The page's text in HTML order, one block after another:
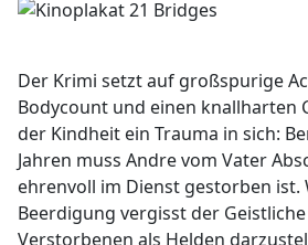
Der Krimi setzt auf großspurige
Bodycount und einen knallharten
der Kindheit ein Trauma in sich:
Jahren muss Andre vom Vater
ehrenvoll im Dienst gestorben ist.
Beerdigung vergisst der
Verstorbenen als Helden